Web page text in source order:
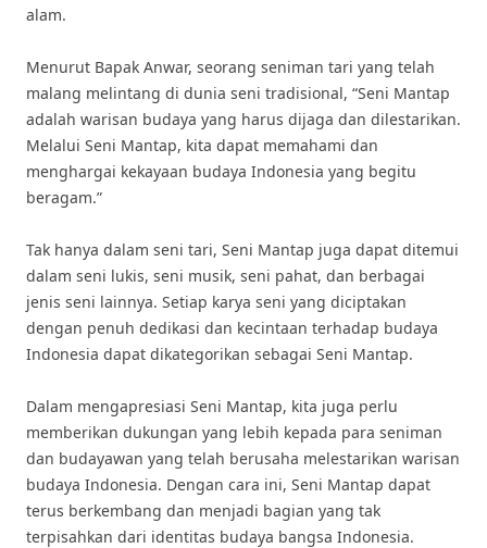
alam.
Menurut Bapak Anwar, seorang seniman tari yang telah
malang melintang di dunia seni tradisional, “Seni Mantap
adalah warisan budaya yang harus dijaga dan dilestarikan.
Melalui Seni Mantap, kita dapat memahami dan
menghargai kekayaan budaya Indonesia yang begitu
beragam.”
Tak hanya dalam seni tari, Seni Mantap juga dapat ditemui
dalam seni lukis, seni musik, seni pahat, dan berbagai
jenis seni lainnya. Setiap karya seni yang diciptakan
dengan penuh dedikasi dan kecintaan terhadap budaya
Indonesia dapat dikategorikan sebagai Seni Mantap.
Dalam mengapresiasi Seni Mantap, kita juga perlu
memberikan dukungan yang lebih kepada para seniman
dan budayawan yang telah berusaha melestarikan warisan
budaya Indonesia. Dengan cara ini, Seni Mantap dapat
terus berkembang dan menjadi bagian yang tak
terpisahkan dari identitas budaya bangsa Indonesia.